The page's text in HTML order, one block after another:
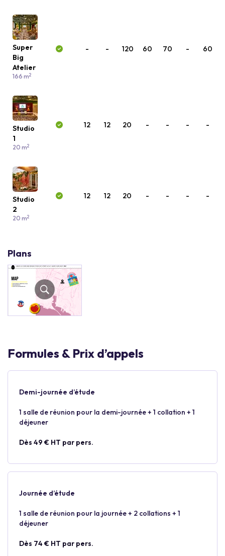
Super
Big
Atelier
166 m2
- - 120 60 70 - 60
Studio
1
20 m2
12 12 20 - - - -
Studio
2
20 m2
12 12 20 - - - -
Plans
Formules & Prix d’appels
Demi-journée d’étude
1 salle de réunion pour la demi-journée + 1 collation + 1
déjeuner
Dès 49 € HT par pers.
Journée d’étude
1 salle de réunion pour la journée + 2 collations + 1
déjeuner
Dès 74 € HT par pers.